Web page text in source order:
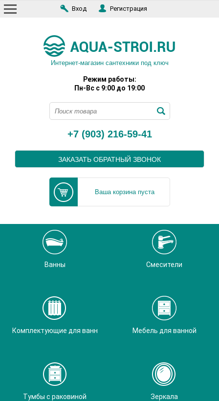
Вход Регистрация
Интернет-магазин сантехники под ключ
Режим работы:
Пн-Вс с 9:00 до 19:00
+7 (903) 216-59-41
ЗАКАЗАТЬ ОБРАТНЫЙ ЗВОНОК
Ваша корзина пуста
Ванны Смесители
Комплектующие для ванн Мебель для ванной
Тумбы с раковиной Зеркала